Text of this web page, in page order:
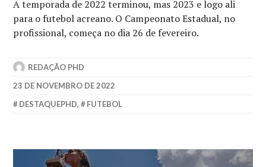
A temporada de 2022 terminou, mas 2023 e logo ali
para o futebol acreano. O Campeonato Estadual, no
profissional, começa no dia 26 de fevereiro.
REDAÇÃO PHD
23 DE NOVEMBRO DE 2022
DESTAQUEPHD, FUTEBOL